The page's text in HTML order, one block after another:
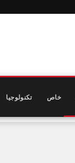
خاص تكنولوجيا